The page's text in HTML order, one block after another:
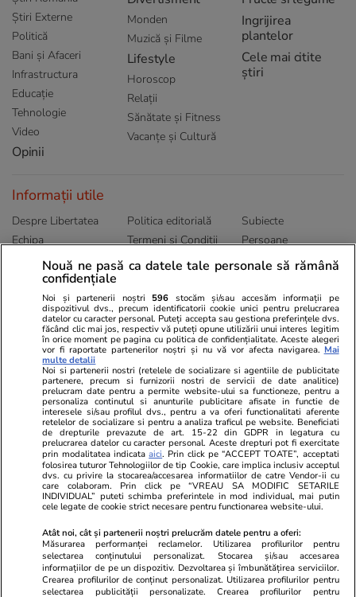
Știri Externe
Politică
Bani și Afaceri
Infrastructura
Educație
Tehnologie
Video
Opinii
Monden
Muzică și Filme
Lifestyle
Horoscop
Relații
Sănătate și Fitness
Vacanțe și Cultură
Ingrijirea
plantelor
Cele mai citite
știri
Informații utile
Despre Libertatea
Echipa
Publicitate
Politica de
confidențialitate
Politica editorială
Termeni și Conditii
Abonamente
Subiecte
Persoane
Sitemap
Ringier România
Libertatea pentru
Unica.ro
Program TV
Avantaje
ELLE
Gazeta Sporturilor
Stiri mondene
Calculator sarcina
Ajută Copiii
Locuri de muncă
Imobiliare.ro
Jobradar24
Imoradar24
Colecții Libertatea
Pariază responsabil! Decizia ONJN nr. 821/25.09.2025.
Jocurile de noroc sunt interzise minorilor.
Actualizare preferințe cookies
Nouă ne pasă ca datele tale personale să rămână
confidențiale
Noi și partenerii noștri 596 stocăm și/sau accesăm informații pe
dispozitivul dvs., precum identificatorii cookie unici pentru prelucrarea
datelor cu caracter personal. Puteți accepta sau gestiona preferințele dvs.
făcând clic mai jos, respectiv vă puteți opune utilizării unui interes legitim
în orice moment pe pagina cu politica de confidențialitate. Aceste alegeri
vor fi raportate partenerilor noștri și nu vă vor afecta navigarea. Mai
multe detalii
Noi si partenerii nostri (retelele de socializare si agentiile de publicitate
partenere, precum si furnizorii nostri de servicii de date analitice)
prelucram date pentru a permite website-ului sa functioneze, pentru a
personaliza continutul si anunturile publicitare afisate in functie de
interesele si/sau profilul dvs., pentru a va oferi functionalitati aferente
retelelor de socializare si pentru a analiza traficul pe website. Beneficiati
de drepturile prevazute de art. 15-22 din GDPR in legatura cu
prelucrarea datelor cu caracter personal. Aceste drepturi pot fi exercitate
prin modalitatea indicataaici. Prin click pe “ACCEPT TOATE”, acceptati
folosirea tuturor Tehnologiilor de tip Cookie, care implica inclusiv acceptul
dvs. cu privire la stocarea/accesarea informatiilor de catre Vendor-ii cu
care colaboram. Prin click pe “VREAU SA MODIFIC SETARILE
INDIVIDUAL” puteti schimba preferintele in mod individual, mai putin
cele legate de cookie strict necesare pentru functionarea website-ului.
Atât noi, cât și partenerii noștri prelucrăm datele pentru a oferi:
Măsurarea performanței reclamelor. Utilizarea profilurilor pentru
selectarea conținutului personalizat. Stocarea și/sau accesarea
informațiilor de pe un dispozitiv. Dezvoltarea și îmbunătățirea serviciilor.
Crearea profilurilor de conținut personalizat. Utilizarea profilurilor pentru
selectarea publicității personalizate. Crearea profilurilor pentru